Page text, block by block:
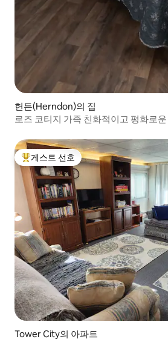
헌든(Herndon)의 집
로즈 코티지 가족 친화적이고 평화로
상위 게스트 선호
게스트 선호
Tower City의 아파트